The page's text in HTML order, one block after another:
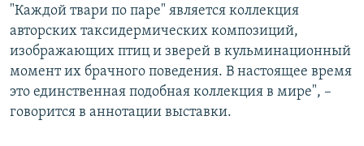
"Каждой твари по паре" является коллекция
авторских таксидермических композиций,
изображающих птиц и зверей в кульминационный
момент их брачного поведения. В настоящее время
это единственная подобная коллекция в мире", –
говорится в аннотации выставки.